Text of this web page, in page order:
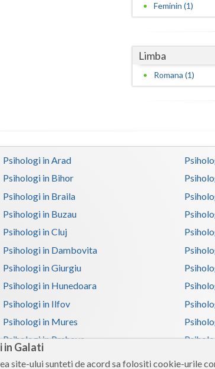
in Galati
site-ului sunteti de acord sa folositi cookie-urile
Feminin (1)
Limba
Romana (1)
Psihologi in Arad
Psihologi in Bihor
Psihologi in Braila
Psihologi in Buzau
Psihologi in Cluj
Psihologi in Dambovita
Psihologi in Giurgiu
Psihologi in Hunedoara
Psihologi in Ilfov
Psihologi in Mures
Psihologi in Prahova